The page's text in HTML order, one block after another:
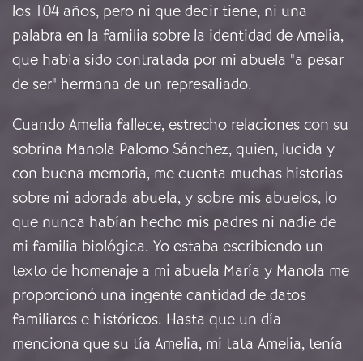
los 104 años, pero ni que decir tiene, ni una
palabra en la familia sobre la identidad de Amelia,
que había sido contratada por mi abuela "a pesar
de ser" hermana de un represaliado.
Cuando Amelia fallece, estrecho relaciones con su
sobrina Manola Palomo Sánchez, quien, lucida y
con buena memoria, me cuenta muchas historias
sobre mi adorada abuela, y sobre mis abuelos, lo
que nunca habían hecho mis padres ni nadie de
mi familia biológica. Yo estaba escribiendo un
texto de homenaje a mi abuela María y Manola me
proporcionó una ingente cantidad de datos
familiares e históricos. Hasta que un día
menciona que su tía Amelia, mi tata Amelia, tenía